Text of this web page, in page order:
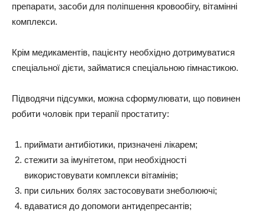
препарати, засоби для поліпшення кровообігу, вітамінні
комплекси.
Крім медикаментів, пацієнту необхідно дотримуватися
спеціальної дієти, займатися спеціальною гімнастикою.
Підводячи підсумки, можна сформулювати, що повинен
робити чоловік при терапії простатиту:
приймати антибіотики, призначені лікарем;
стежити за імунітетом, при необхідності
використовувати комплекси вітамінів;
при сильних болях застосовувати знеболюючі;
вдаватися до допомоги антидепресантів;